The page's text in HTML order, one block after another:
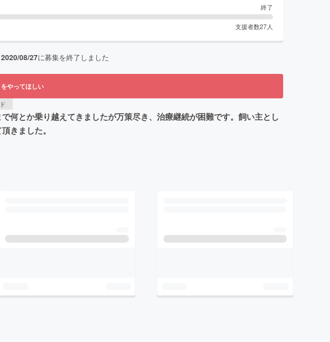
終了
支援者数27人
2020/08/27に募集を終了しました
やってほしい
何とか乗り越えてきましたが万策尽き、治療継続が困難です。飼い主とし
きました。